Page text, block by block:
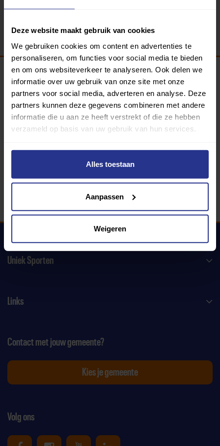
Deze website maakt gebruik van cookies
We gebruiken cookies om content en advertenties te
personaliseren, om functies voor social media te bieden
en om ons websiteverkeer te analyseren. Ook delen we
informatie over uw gebruik van onze site met onze
partners voor social media, adverteren en analyse. Deze
partners kunnen deze gegevens combineren met andere
informatie die u aan ze heeft verstrekt of die ze hebben
verzameld op basis van uw gebruik van hun services.
Alles toestaan
Aanpassen
Weigeren
Programma van:
340 gemeenten
Uniek Sporten
Links
Volg ons
Contact met jouw gemeente?
Kies je gemeente